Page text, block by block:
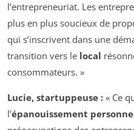
l’entrepreneuriat. Les
plus en plus soucieux de
qui s’inscrivent dans une
transition vers le local
consommateurs. »
Lucie, startuppeuse : « Ce
l’épanouissement